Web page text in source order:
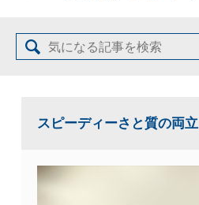
スピーディーさと質の両立